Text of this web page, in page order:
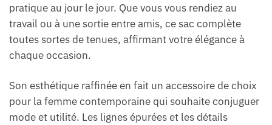
pratique au jour le jour. Que vous vous rendiez au
travail ou à une sortie entre amis, ce sac complète
toutes sortes de tenues, affirmant votre élégance à
chaque occasion.
Son esthétique raffinée en fait un accessoire de choix
pour la femme contemporaine qui souhaite conjuguer
mode et utilité. Les lignes épurées et les détails